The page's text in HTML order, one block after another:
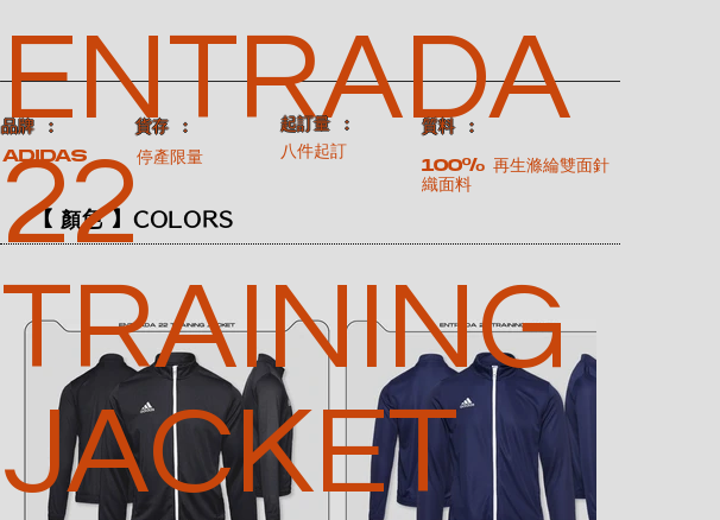
【 顏色 】COLORS
ENTRADA
22
TRAINING
JACKET
​品牌 ：
ADIDAS
​貨存 ：
停產限量
​起訂量 ：
八件起訂
​質料 ：
100% 再生滌綸雙面針
織面料